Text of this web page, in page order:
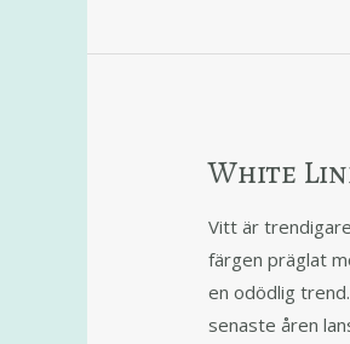
White
Vitt är
färgen präglat
en odödlig
senaste åren